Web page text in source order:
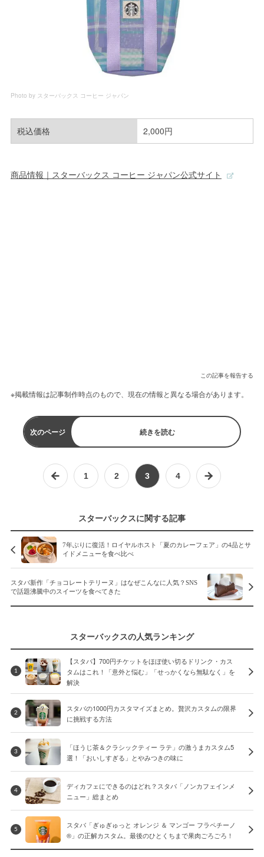
Photo by スターバックス コーヒー ジャパン
税込価格 2,000円
商品情報｜スターバックス コーヒー ジャパン公式サイト
この記事を報告する
※掲載情報は記事制作時点のもので、現在の情報と異なる場合があります。
次のページ 続きを読む
1 2 3 4
スターバックスに関する記事
7年ぶりに復活！ロイヤルホスト「夏のカレーフェア」の4品とサ
イドメニューを食べ比べ
スタバ新作「チョコレートテリーヌ」はなぜこんなに人気？SNS
で話題沸騰中のスイーツを食べてきた
スターバックスの人気ランキング
1
【スタバ】700円チケットをほぼ使い切るドリンク・カス
タムはこれ！「意外と悩む」「せっかくなら無駄なく」を
解決
2
スタバの1000円カスタマイズまとめ。贅沢カスタムの限界
に挑戦する方法
3
「ほうじ茶＆クラシックティー ラテ」の激うまカスタム5
選！「おいしすぎる」とやみつきの味に
4
ディカフェにできるのはどれ？スタバ「ノンカフェインメ
ニュー」総まとめ
5
スタバ「ぎゅぎゅっと オレンジ ＆ マンゴー フラペチーノ
®」の正解カスタム。最後のひとくちまで果肉ごろごろ！